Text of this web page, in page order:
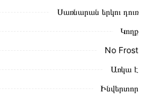
սեղմեք
«Ավելացնել
կոճակը:
զանգահարելով կայքում նշված
Սառնարան MIDEA
և վճարման պայմանները
Սառնարան երկու դուռ
Կողք
No Frost
Առկա է
Ինվերտոր